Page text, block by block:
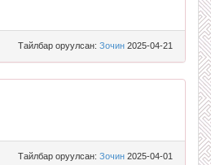
Тайлбар оруулсан: Зочин 2025-04-21
Тайлбар оруулсан: Зочин 2025-04-01